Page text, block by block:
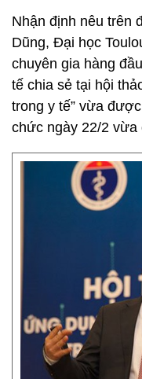
Nhận định nêu trên
Dũng, Đại học
chuyên gia hàng
tế chia sẻ tại hội
trong y tế” vừa
chức ngày 22/2 vừa